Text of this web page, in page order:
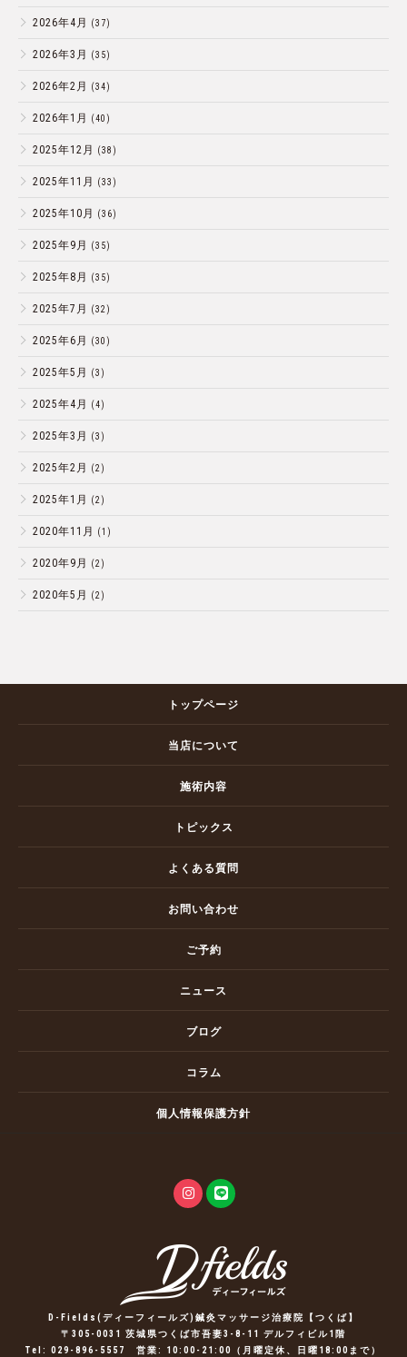
2026年4月 (37)
2026年3月 (35)
2026年2月 (34)
2026年1月 (40)
2025年12月 (38)
2025年11月 (33)
2025年10月 (36)
2025年9月 (35)
2025年8月 (35)
2025年7月 (32)
2025年6月 (30)
2025年5月 (3)
2025年4月 (4)
2025年3月 (3)
2025年2月 (2)
2025年1月 (2)
2020年11月 (1)
2020年9月 (2)
2020年5月 (2)
トップページ
当店について
施術内容
トピックス
よくある質問
お問い合わせ
ご予約
ニュース
ブログ
コラム
個人情報保護方針
D-Fields(ディーフィールズ)鍼灸マッサージ治療院【つくば】
〒305-0031 茨城県つくば市吾妻3-8-11 デルフィビル1階
Tel: 029-896-5557 営業: 10:00-21:00（月曜定休、日曜18:00まで）